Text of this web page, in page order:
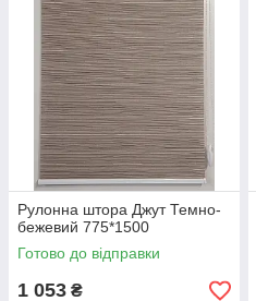
Рулонна штора Джут Темно-
бежевий 775*1500
Готово до відправки
1 053 ₴